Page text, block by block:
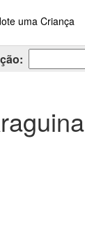
uma Criança